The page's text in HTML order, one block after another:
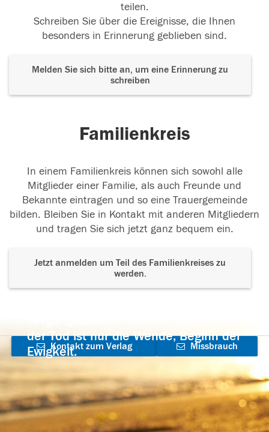
teilen.
Schreiben Sie über die Ereignisse, die Ihnen
besonders in Erinnerung geblieben sind.
Melden Sie sich bitte an, um eine Erinnerung zu
schreiben
Familienkreis
In einem Familienkreis können sich sowohl alle
Mitglieder einer Familie, als auch Freunde und
Bekannte eintragen und so eine Trauergemeinde
bilden. Bleiben Sie in Kontakt mit anderen Mitgliedern
und tragen Sie sich jetzt ganz bequem ein.
Jetzt anmelden um Teil des Familienkreises zu
werden.
der Tod ist nur die Wende, Beginn der
Ewigkeit.
Kontakt zum Verlag
aufnehmen
Missbrauch